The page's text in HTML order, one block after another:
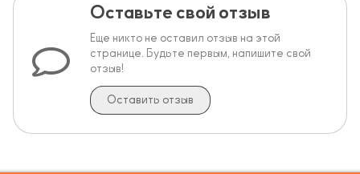
Оставьте свой отзыв
Еще никто не оставил отзыв на этой
странице. Будьте первым, напишите свой
отзыв!
Оставить отзыв